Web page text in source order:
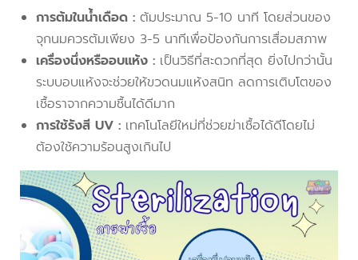
การต้มในน้ำเดือด : ต้มประมาณ 5-10 นาที โดยส่วนของ
จุกนมควรต้มเพียง 3-5 นาทีเพื่อป้องกันการเสื่อมสภาพ
เครื่องนึ่งหรืออบแห้ง : เป็นวิธีที่สะดวกที่สุด ยิ่งไปกว่านั้น
ระบบอบแห้งจะช่วยให้ขวดนมแห้งสนิท ลดการเติบโตของ
เชื้อราจากความชื้นได้ดีมาก
การใช้รังสี UV : เทคโนโลยีใหม่ที่ช่วยฆ่าเชื้อได้ดีโดยไม่
ต้องใช้ความร้อนสูงเกินไป